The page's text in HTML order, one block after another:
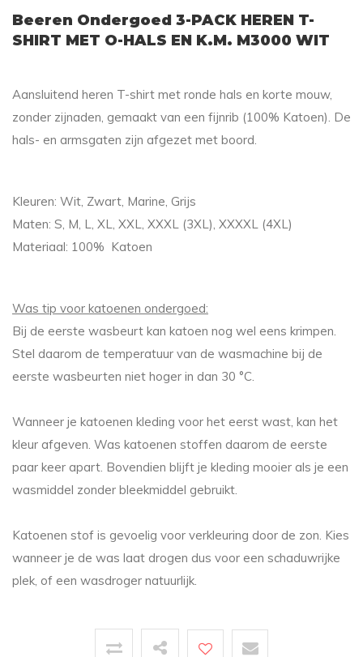
Beeren Ondergoed 3-PACK HEREN T-
SHIRT MET O-HALS EN K.M. M3000 WIT
Aansluitend heren T-shirt met ronde hals en korte mouw,
zonder zijnaden, gemaakt van een fijnrib (100% Katoen). De
hals- en armsgaten zijn afgezet met boord.
Kleuren: Wit, Zwart, Marine, Grijs
Maten: S, M, L, XL, XXL, XXXL (3XL), XXXXL (4XL)
Materiaal: 100% Katoen
Was tip voor katoenen ondergoed:
Bij de eerste wasbeurt kan katoen nog wel eens krimpen.
Stel daarom de temperatuur van de wasmachine bij de
eerste wasbeurten niet hoger in dan 30 °C.
Wanneer je katoenen kleding voor het eerst wast, kan het
kleur afgeven. Was katoenen stoffen daarom de eerste
paar keer apart. Bovendien blijft je kleding mooier als je een
wasmiddel zonder bleekmiddel gebruikt.
Katoenen stof is gevoelig voor verkleuring door de zon. Kies
wanneer je de was laat drogen dus voor een schaduwrijke
plek, of een wasdroger natuurlijk.